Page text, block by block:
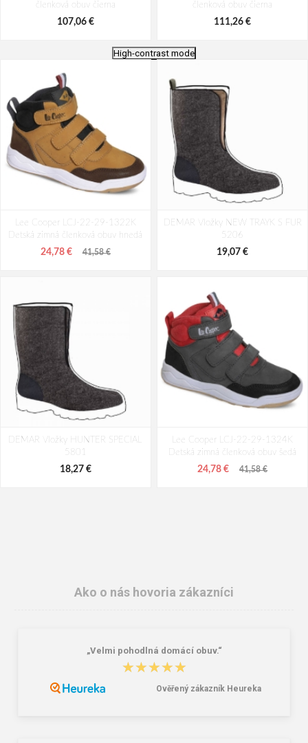
členková obuv čierna
107,06 €
členková obuv čierna
111,26 €
členková obuv čierna
125,58 €
členková obuv čierna
81,86 €
High-contrast mode
Lee Cooper LCJ-22-29-1322K
Detská zimná členková obuv hnedá
24,78 € 41,58 €
DEMAR Vložky NEW TRAYK S FUR
5206
19,07 €
DEMAR Vložky HUNTER SPECIAL
5801
18,27 €
Lee Cooper LCJ-22-29-1324K
Detská zimná členková obuv šedá
24,78 € 41,58 €
DEMAR Vložky HUNTER PRO
21,42 € 25,58 €
Ako o nás hovoria zákazníci
„Velmi pohodlná domácí obuv.“
★★★★★
★★★★★
Ověřený zákazník Heureka